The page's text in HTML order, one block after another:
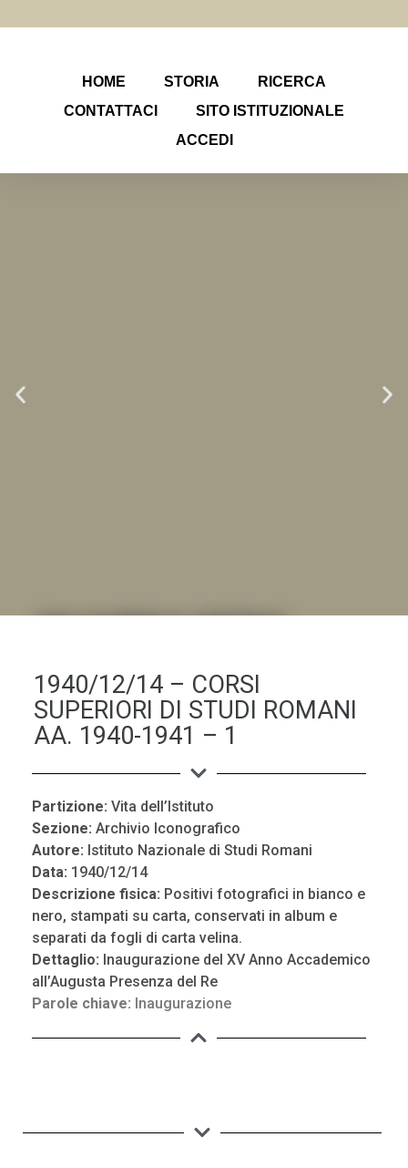
HOME STORIA
RICERCA
CONTATTACI
SITO ISTITUZIONALE
ACCEDI
.LA "VITA DELL'ISTITUTO" ATTRAVERSO LE IMMAGINI
1940/12/14 – CORSI
SUPERIORI DI STUDI ROMANI
AA. 1940-1941 – 1
Partizione: Vita dell’Istituto
Sezione: Archivio Iconografico
Autore: Istituto Nazionale di Studi Romani
Data: 1940/12/14
Descrizione fisica: Positivi fotografici in bianco e
nero, stampati su carta, conservati in album e
separati da fogli di carta velina.
Dettaglio: Inaugurazione del XV Anno Accademico
all’Augusta Presenza del Re
Parole chiave: Inaugurazione